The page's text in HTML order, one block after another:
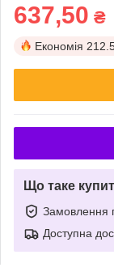
637,50 ₴
Економія
Що таке
Замовлення
Доступна